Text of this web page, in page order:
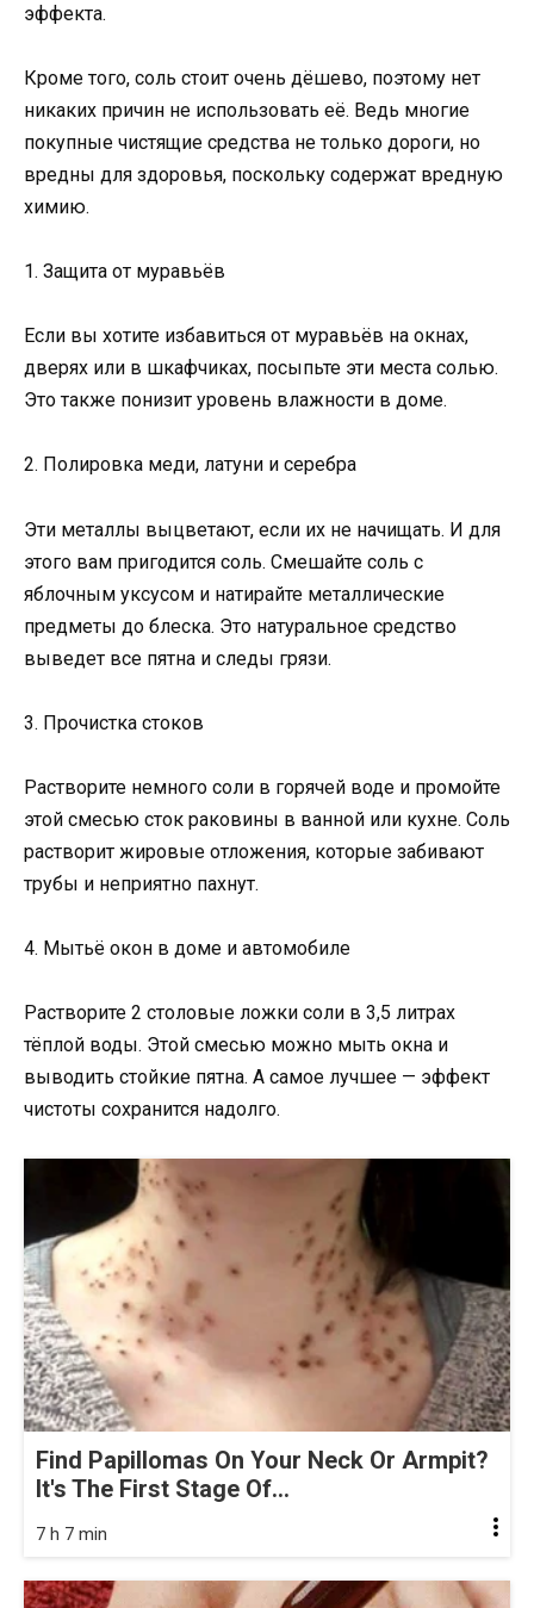
эффекта.
Кроме того, соль стоит очень дёшево, поэтому нет
никаких причин не использовать её. Ведь многие
покупные чистящие средства не только дороги, но
вредны для здоровья, поскольку содержат вредную
химию.
1. Защита от муравьёв
Если вы хотите избавиться от муравьёв на окнах,
дверях или в шкафчиках, посыпьте эти места солью.
Это также понизит уровень влажности в доме.
2. Полировка меди, латуни и серебра
Эти металлы выцветают, если их не начищать. И для
этого вам пригодится соль. Смешайте соль с
яблочным уксусом и натирайте металлические
предметы до блеска. Это натуральное средство
выведет все пятна и следы грязи.
3. Прочистка стоков
Растворите немного соли в горячей воде и промойте
этой смесью сток раковины в ванной или кухне. Соль
растворит жировые отложения, которые забивают
трубы и неприятно пахнут.
4. Мытьё окон в доме и автомобиле
Растворите 2 столовые ложки соли в 3,5 литрах
тёплой воды. Этой смесью можно мыть окна и
выводить стойкие пятна. А самое лучшее — эффект
чистоты сохранится надолго.
Find Papillomas On Your Neck Or Armpit?
It's The First Stage Of...
7 h 7 min